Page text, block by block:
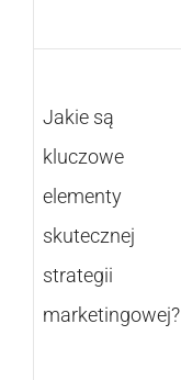
Jakie są
kluczowe
elementy
skutecznej
strategii
marketingowej?